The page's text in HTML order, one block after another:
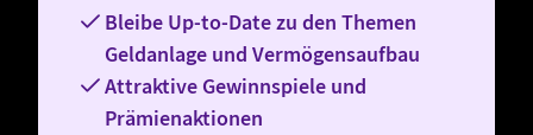
Bleibe Up-to-Date zu den Themen
Geldanlage und Vermögensaufbau
Attraktive Gewinnspiele und
Prämienaktionen